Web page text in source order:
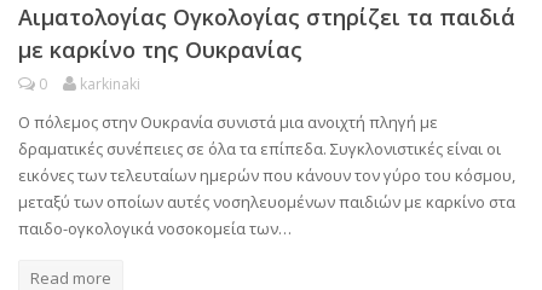
Αιματολογίας Ογκολογίας στηρίζει τα παιδιά
με καρκίνο της Ουκρανίας
0 karkinaki
Ο πόλεμος στην Ουκρανία συνιστά μια ανοιχτή πληγή με
δραματικές συνέπειες σε όλα τα επίπεδα. Συγκλονιστικές είναι οι
εικόνες των τελευταίων ημερών που κάνουν τον γύρο του κόσμου,
μεταξύ των οποίων αυτές νοσηλευομένων παιδιών με καρκίνο στα
παιδο-ογκολογικά νοσοκομεία των…
Read more